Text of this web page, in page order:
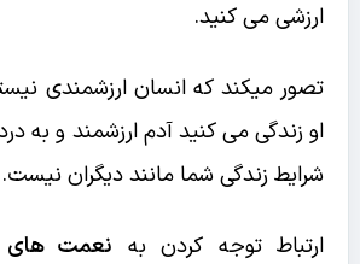
ارزشی می کنید.
تصور میکند که انسان ارزشمندی
او زندگی می کنید آدم ارزشمند و به
شرایط زندگی شما مانند دیگران نیست.
ارتباط توجه کردن به نعمت های